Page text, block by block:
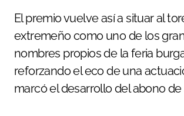
El premio vuelve así a situar al
extremeño como uno de los
nombres propios de la feria
reforzando el eco de una
marcó el desarrollo del abono de